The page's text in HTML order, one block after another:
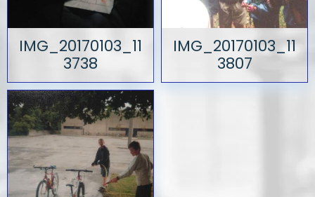
IMG_20170103_11
3738
IMG_20170103_11
3807